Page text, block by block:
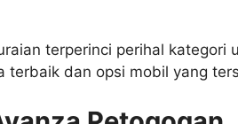
terperinci perihal kategori
terbaik dan opsi mobil yang